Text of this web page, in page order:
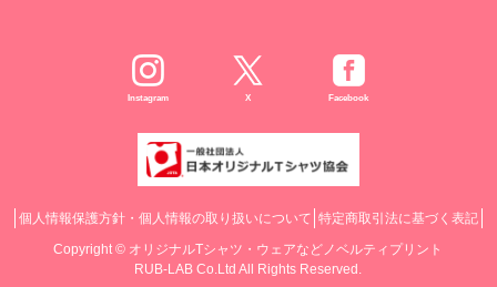
Instagram X Facebook
個人情報保護方針・個人情報の取り扱いについて 特定商取引法に基づく表記
Copyright © オリジナルTシャツ・ウェアなどノベルティプリント
RUB-LAB Co.Ltd All Rights Reserved.